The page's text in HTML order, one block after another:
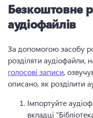
Безкоштовне
аудіофайлів
За допомогою засобу
розділяти аудіофайли,
голосові записи,
описано, як розділити
Імпортуйте
вкладці